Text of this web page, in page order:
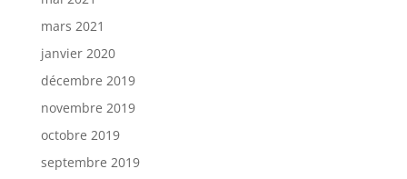
mars 2021
janvier 2020
décembre 2019
novembre 2019
octobre 2019
septembre 2019